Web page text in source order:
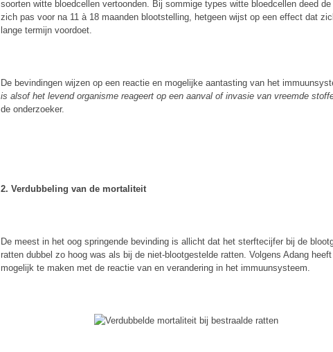
soorten witte bloedcellen vertoonden. Bij sommige types witte bloedcellen deed de
zich pas voor na 11 à 18 maanden blootstelling, hetgeen wijst op een effect dat
lange termijn voordoet.
De bevindingen wijzen op een reactie en mogelijke aantasting van het
is alsof het levend organisme reageert op een aanval of invasie van vreemde
de onderzoeker.
2. Verdubbeling van de mortaliteit
De meest in het oog springende bevinding is allicht dat het sterftecijfer bij de
ratten dubbel zo hoog was als bij de niet-blootgestelde ratten. Volgens Adang
mogelijk te maken met de reactie van en verandering in het immuunsysteem.